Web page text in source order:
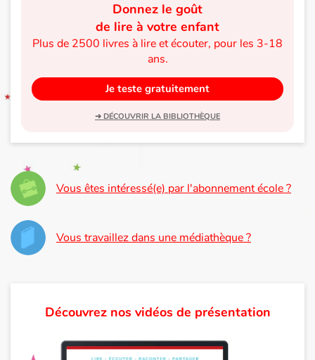
Donnez le goût
de lire à votre enfant
Plus de 2500 livres à lire et écouter, pour les 3-18
ans.
Je teste gratuitement
➜ DÉCOUVRIR LA BIBLIOTHÈQUE
Vous êtes intéressé(e) par l'abonnement école ?
Vous travaillez dans une médiathèque ?
Découvrez nos vidéos de présentation